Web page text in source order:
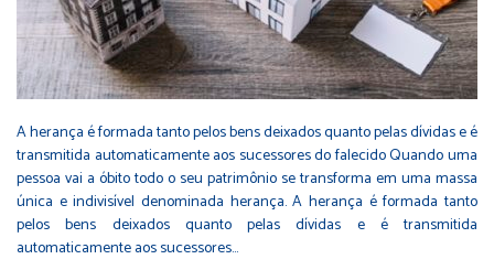
A herança é formada tanto pelos bens deixados quanto pelas dívidas e é
transmitida automaticamente aos sucessores do falecido Quando uma
pessoa vai a óbito todo o seu patrimônio se transforma em uma massa
única e indivisível denominada herança. A herança é formada tanto
pelos bens deixados quanto pelas dívidas e é transmitida
automaticamente aos sucessores…